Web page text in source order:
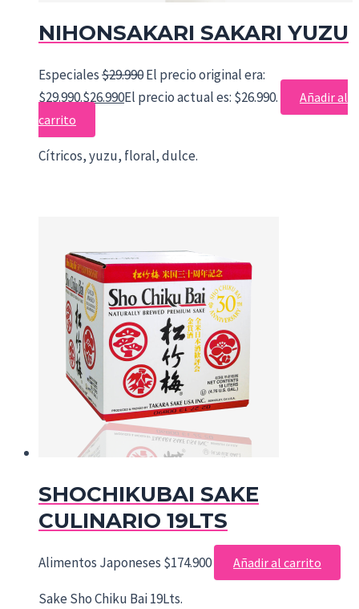
NIHONSAKARI SAKARI YUZU
Especiales$29.990El precio original era:
$29.990.$26.990El precio actual es: $26.990.
Añadir al
carrito
Cítricos, yuzu, floral, dulce.
SHOCHIKUBAI SAKE
CULINARIO 19LTS
Alimentos Japoneses $174.900 Añadir al carrito
Sake Sho Chiku Bai 19Lts.